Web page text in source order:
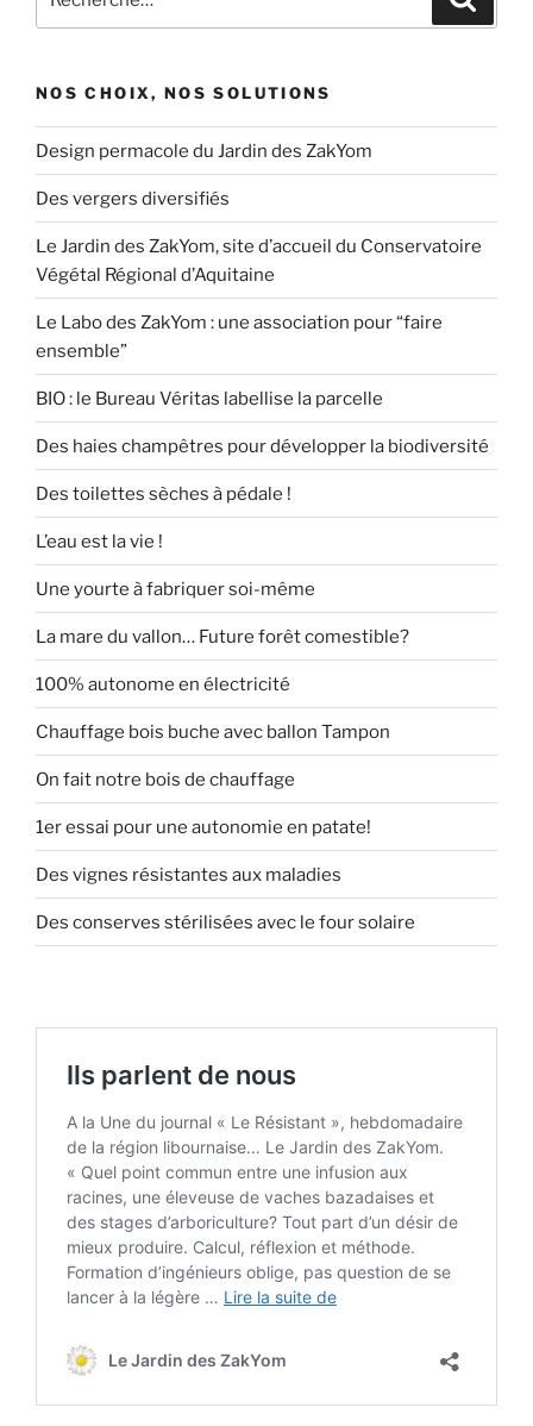
pour
NOS CHOIX, NOS SOLUTIONS
Design permacole du Jardin des ZakYom
Des vergers diversifiés
Le Jardin des ZakYom, site d’accueil du Conservatoire
Végétal Régional d’Aquitaine
Le Labo des ZakYom : une association pour “faire
ensemble”
BIO : le Bureau Véritas labellise la parcelle
Des haies champêtres pour développer la biodiversité
Des toilettes sèches à pédale !
L’eau est la vie !
Une yourte à fabriquer soi-même
La mare du vallon… Future forêt comestible?
100% autonome en électricité
Chauffage bois buche avec ballon Tampon
On fait notre bois de chauffage
1er essai pour une autonomie en patate!
Des vignes résistantes aux maladies
Des conserves stérilisées avec le four solaire